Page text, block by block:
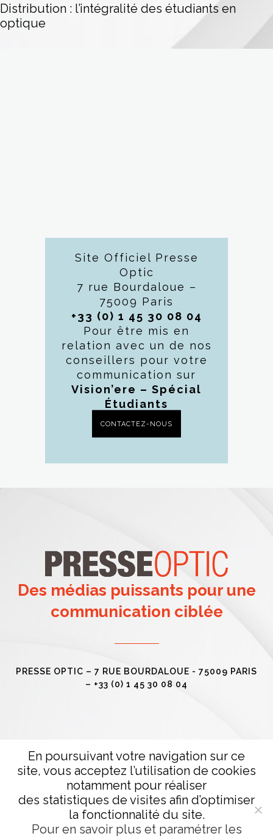
Distribution : l’intégralité des étudiants en
optique
Site Officiel Presse
Optic
7 rue Bourdaloue –
75009 Paris
+33 (0) 1 45 30 08 04
Pour être mis en
relation avec un de nos
conseillers pour votre
communication sur
Vision’ere – Spécial
Étudiants
CONTACTEZ-NOUS
Des médias puissants pour une
communication ciblée
PRESSE OPTIC – 7 RUE BOURDALOUE - 75009 PARIS
– +33 (0) 1 45 30 08 04
© Copyright PresseOptic 2020 – CréationAgence Webli
Mentions Légales–Confidentialité–Devenir annonceur
En poursuivant votre navigation sur ce
site, vous acceptez l’utilisation de cookies
notamment pour réaliser
des statistiques de visites afin d’optimiser
la fonctionnalité du site.
Pour en savoir plus et paramétrer les